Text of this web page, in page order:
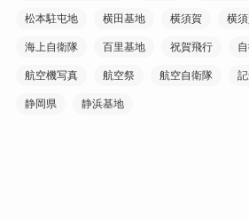
松本駐屯地 横田基地 横須賀 横
海上自衛隊 百里基地 祝賀飛行
航空機写真 航空祭 航空自衛隊
静岡県 静浜基地